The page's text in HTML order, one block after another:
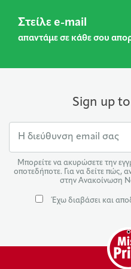
Στείλε e-mail
απαντάμε σε κάθε σου
Sign up to
Μπορείτε να ακυρώσετε την
οποτεδήποτε. Για να δείτε πώς,
στην Ανακοίνωση
Έχω διαβάσει και